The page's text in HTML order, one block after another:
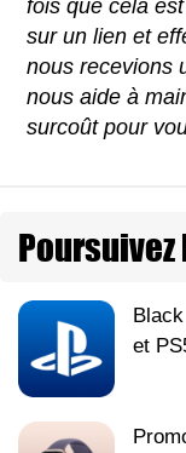
fois que cela
sur un lien et
nous recevions
nous aide à
surcoût pour
et